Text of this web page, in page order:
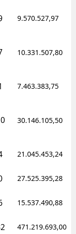
9.570.527,97
10.331.507,80
7.463.383,75
30.146.105,50
21.045.453,24
27.525.395,28
15.537.490,88
471.219.693,00